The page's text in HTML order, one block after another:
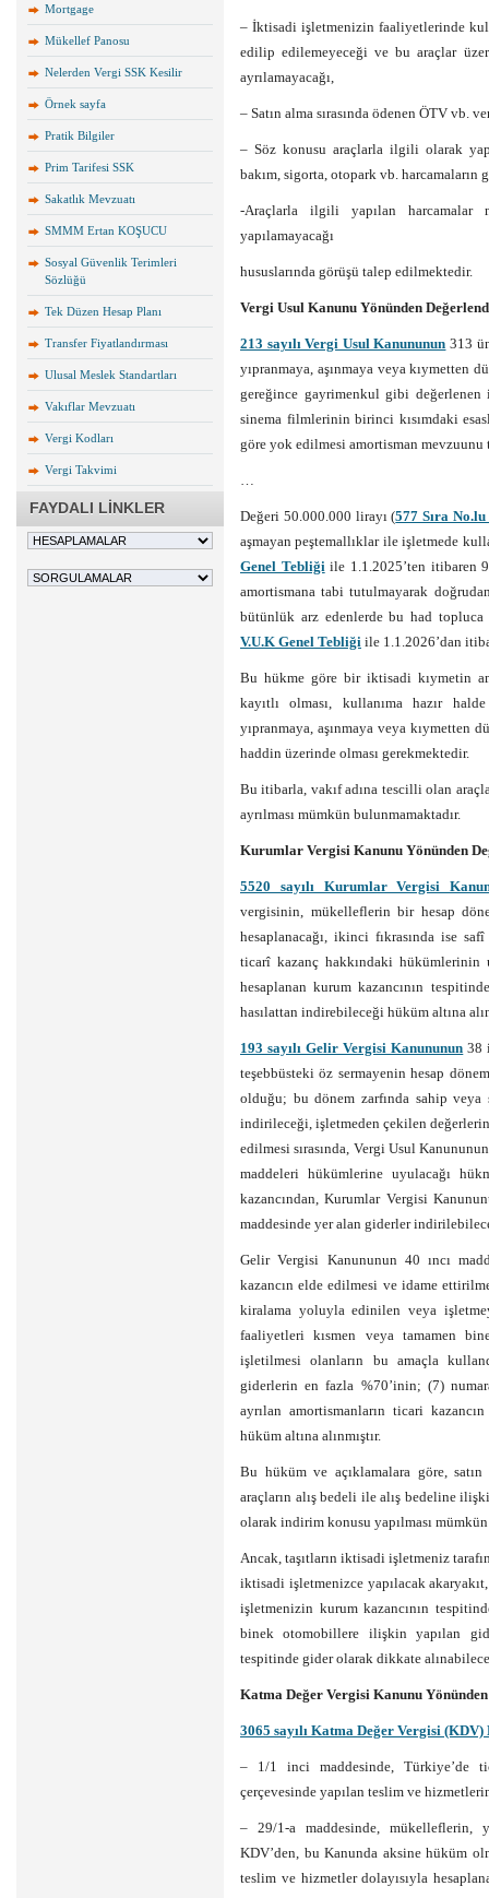
Mortgage
Mükellef Panosu
Nelerden Vergi SSK Kesilir
Örnek sayfa
Pratik Bilgiler
Prim Tarifesi SSK
Sakatlık Mevzuatı
SMMM Ertan KOŞUCU
Sosyal Güvenlik Terimleri
Sözlüğü
Tek Düzen Hesap Planı
Transfer Fiyatlandırması
Ulusal Meslek Standartları
Vakıflar Mevzuatı
Vergi Kodları
Vergi Takvimi
FAYDALI LİNKLER
– İktisadi işletmenizin faaliyetlerinde
edilip edilemeyeceği ve bu araçlar
ayrılamayacağı,
– Satın alma sırasında ödenen ÖTV vb.
– Söz konusu araçlarla ilgili olarak
bakım, sigorta, otopark vb.
-Araçlarla ilgili yapılan harcamalar
yapılamayacağı
hususlarında görüşü talep edilmektedir.
Vergi Usul Kanunu Yönünden
213 sayılı Vergi Usul Kanununun 313
yıpranmaya, aşınmaya veya kıymetten
gereğince gayrimenkul gibi değerlenen
sinema filmlerinin birinci kısımdaki
göre yok edilmesi amortisman mevzuunu
…
Değeri 50.000.000 lirayı (577 Sıra
aşmayan peştemallıklar ile işletmede
Genel Tebliğiile 1.1.2025’ten itibaren
amortismana tabi tutulmayarak
bütünlük arz edenlerde bu had topluca
V.U.K Genel Tebliği ile 1.1.2026’dan
Bu hükme göre bir iktisadi kıymetin
kayıtlı olması, kullanıma hazır
yıpranmaya, aşınmaya veya kıymetten
haddin üzerinde olması gerekmektedir.
Bu itibarla, vakıf adına tescilli olan
ayrılması mümkün bulunmamaktadır.
Kurumlar Vergisi Kanunu Yönünden
5520 sayılı Kurumlar Vergisi
vergisinin, mükelleflerin bir hesap
hesaplanacağı, ikinci fıkrasında ise
ticarî kazanç hakkındaki
hesaplanan kurum kazancının
hasılattan indirebileceği hüküm altına
193 sayılı Gelir Vergisi Kanununun 38
teşebbüsteki öz sermayenin hesap
olduğu; bu dönem zarfında sahip
indirileceği, işletmeden çekilen
edilmesi sırasında, Vergi Usul
maddeleri hükümlerine uyulacağı
kazancından, Kurumlar Vergisi
maddesinde yer alan giderler
Gelir Vergisi Kanununun 40 ıncı
kazancın elde edilmesi ve idame
kiralama yoluyla edinilen veya
faaliyetleri kısmen veya tamamen
işletilmesi olanların bu amaçla
giderlerin en fazla %70’inin; (7)
ayrılan amortismanların ticari
hüküm altına alınmıştır.
Bu hüküm ve açıklamalara göre,
araçların alış bedeli ile alış bedeline
olarak indirim konusu yapılması
Ancak, taşıtların iktisadi işletmeniz
iktisadi işletmenizce yapılacak
işletmenizin kurum kazancının
binek otomobillere ilişkin yapılan
tespitinde gider olarak dikkate
Katma Değer Vergisi Kanunu
3065 sayılı Katma Değer Vergisi
– 1/1 inci maddesinde, Türkiye’de
çerçevesinde yapılan teslim ve
– 29/1-a maddesinde, mükelleflerin,
KDV’den, bu Kanunda aksine hüküm
teslim ve hizmetler dolayısıyla